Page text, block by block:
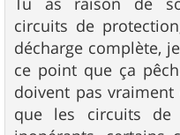
circuits de
décharge complète,
ce point que ça
doivent pas
que les circuits de